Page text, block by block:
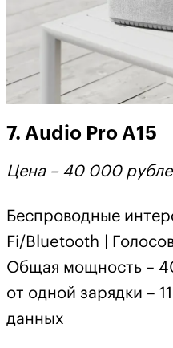
7. Audio Pro A15
Цена – 40 000
Беспроводные
Fi/Bluetooth |
Общая мощность –
от одной зарядки –
данных